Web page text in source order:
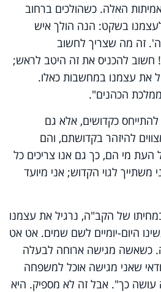
האלה. כשהולכים ברחוב
לעצמנו בשקט: הנה הולך איש
זה מה שצריך לחשוב
חשוב להכניס את זה היטב לראש;
את עצמנו במחשבות כאלו.
הכהנים".
כקדושים, אלא גם
להיזהר בקדושתם, והם
העת מי הם, כך גם אנו צריכים כל
משתייך לגוי הקדוש; אני מיועד
במחיתו של הקב"ה, נרגיל את עצמנו
היום-יומיים לשם שמים. אט אט
כשאשה מגישה ארוחה לבעלה
שאני מגישה אוכל למשפחה
כך". אבל זה לא מספיק. היא